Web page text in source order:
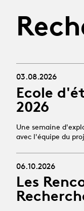
03.08.2026
Ecole
2026
Une semaine
avec l'équipe du
06.10.2026
Les